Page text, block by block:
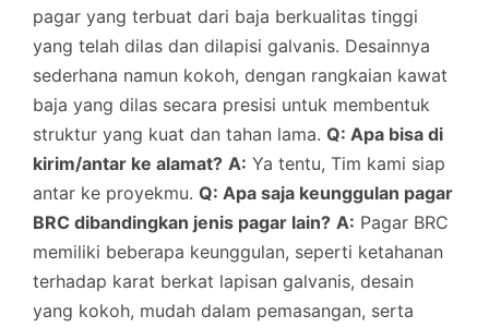
pagar yang terbuat dari baja berkualitas tinggi
yang telah dilas dan dilapisi galvanis. Desainnya
sederhana namun kokoh, dengan rangkaian kawat
baja yang dilas secara presisi untuk membentuk
struktur yang kuat dan tahan lama. Q: Apa bisa di
kirim/antar ke alamat? A: Ya tentu, Tim kami siap
antar ke proyekmu. Q: Apa saja keunggulan pagar
BRC dibandingkan jenis pagar lain? A: Pagar BRC
memiliki beberapa keunggulan, seperti ketahanan
terhadap karat berkat lapisan galvanis, desain
yang kokoh, mudah dalam pemasangan, serta